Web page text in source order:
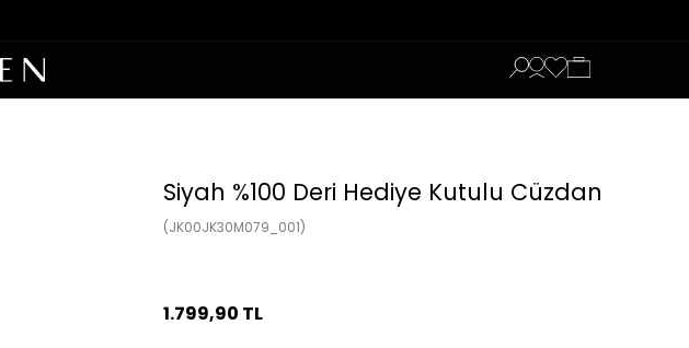
Siyah %100 Deri Hediye Kutulu Cüzdan
(JK00JK30M079_001)
1.799,90 TL